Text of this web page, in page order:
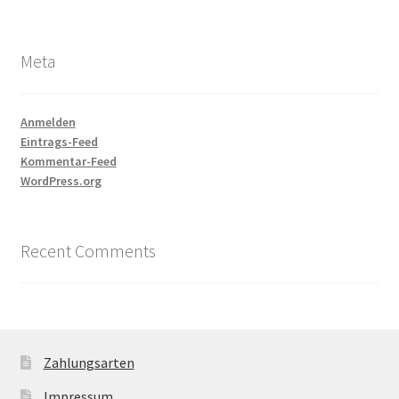
Meta
Anmelden
Eintrags-Feed
Kommentar-Feed
WordPress.org
Recent Comments
Zahlungsarten